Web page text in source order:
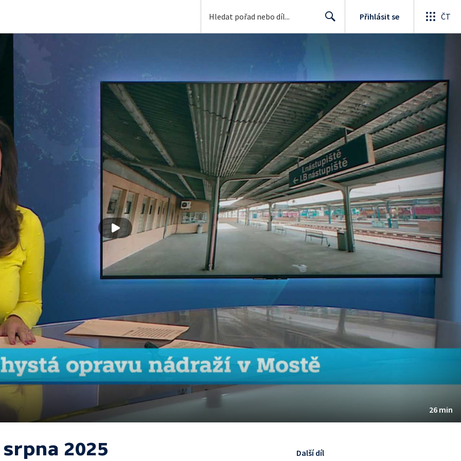
Přihlásit se ČT
26 min
srpna 2025 Další díl